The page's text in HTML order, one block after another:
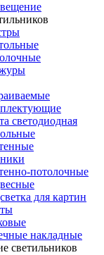
светодиодная
потолочные
для картин
накладные
светильников